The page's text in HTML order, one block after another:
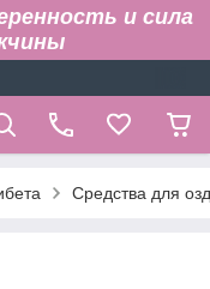
и сила
Средства для